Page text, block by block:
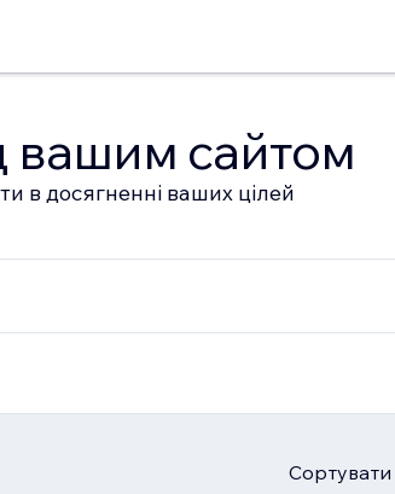
вашим сайтом
в досягненні ваших цілей
Сортувати